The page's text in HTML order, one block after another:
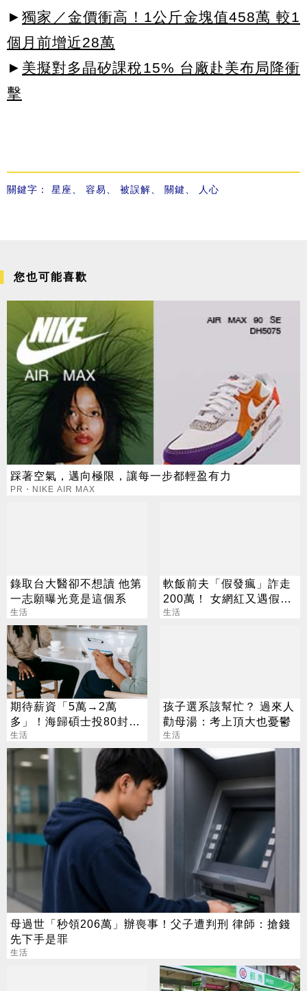
► 獨家／金價衝高！1公斤金塊值458萬 較1
個月前增近28萬
► 美擬對多晶矽課稅15% 台廠赴美布局降衝
擊
關鍵字： 星座 容易 被誤解 關鍵 人心
您也可能喜歡
踩著空氣，邁向極限，讓每一步都輕盈有力
PR・NIKE AIR MAX
錄取台大醫卻不想讀 他第
一志願曝光竟是這個系
生活
軟飯前夫「假發瘋」詐走
200萬！ 女網紅又遇假富
豪 養套殺噴2千萬
生活
期待薪資「5萬→2萬
多」！海歸碩士投80封履
歷沒上岸：連香蕉都不給
生活
孩子選系該幫忙？ 過來人
勸母湯：考上頂大也憂鬱
生活
母過世「秒領206萬」辦喪事！父子遭判刑 律師：搶錢
先下手是罪
生活